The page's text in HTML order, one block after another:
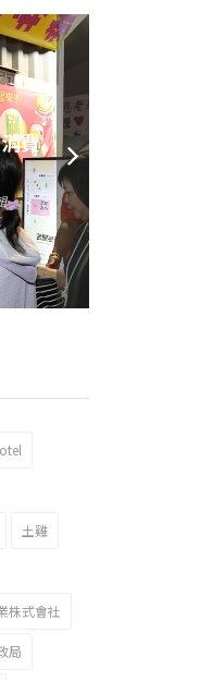
費
土雞
株式會社
局